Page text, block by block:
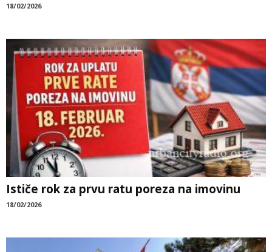
18/02/2026
Ističe rok za prvu ratu poreza na imovinu
18/02/2026